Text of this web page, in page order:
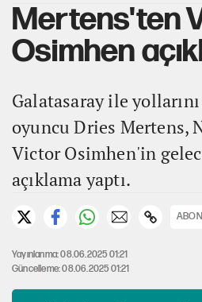
Mertens'ten
Osimhen
Galatasaray ile
oyuncu Dries Mertens,
Victor Osimhen'in
açıklama yaptı.
Yayınlanma: 08.06.2025 01:21
Güncelleme: 08.06.2025 01:21